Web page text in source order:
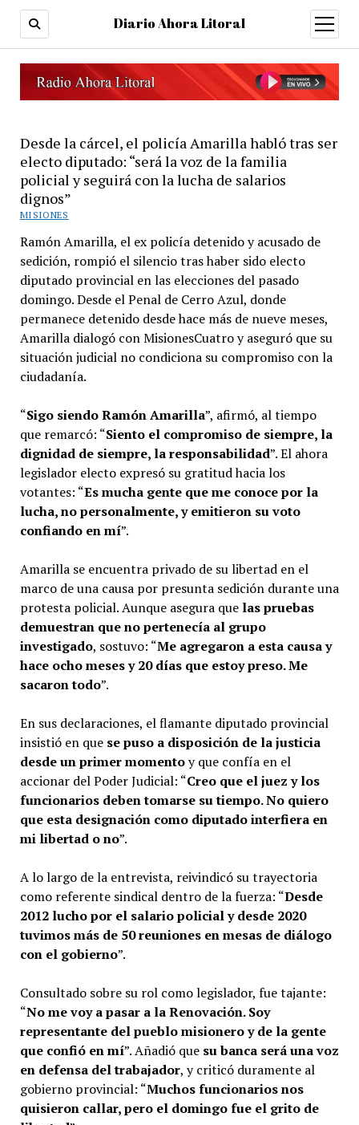
Diario Ahora Litoral
open
menu
Desde la cárcel, el policía Amarilla habló tras ser
electo diputado: “será la voz de la familia
policial y seguirá con la lucha de salarios
dignos”
MISIONES
Ramón Amarilla, el ex policía detenido y acusado de
sedición, rompió el silencio tras haber sido electo
diputado provincial en las elecciones del pasado
domingo. Desde el Penal de Cerro Azul, donde
permanece detenido desde hace más de nueve meses,
Amarilla dialogó con MisionesCuatro y aseguró que su
situación judicial no condiciona su compromiso con la
ciudadanía.
“Sigo siendo Ramón Amarilla”, afirmó, al tiempo
que remarcó: “Siento el compromiso de siempre, la
dignidad de siempre, la responsabilidad”. El ahora
legislador electo expresó su gratitud hacia los
votantes: “Es mucha gente que me conoce por la
lucha, no personalmente, y emitieron su voto
confiando en mí”.
Amarilla se encuentra privado de su libertad en el
marco de una causa por presunta sedición durante una
protesta policial. Aunque asegura que las pruebas
demuestran que no pertenecía al grupo
investigado, sostuvo: “Me agregaron a esta causa y
hace ocho meses y 20 días que estoy preso. Me
sacaron todo”.
En sus declaraciones, el flamante diputado provincial
insistió en que se puso a disposición de la justicia
desde un primer momentoy que confía en el
accionar del Poder Judicial: “Creo que el juez y los
funcionarios deben tomarse su tiempo. No quiero
que esta designación como diputado interfiera en
mi libertad o no”.
A lo largo de la entrevista, reivindicó su trayectoria
como referente sindical dentro de la fuerza: “Desde
2012 lucho por el salario policial y desde 2020
tuvimos más de 50 reuniones en mesas de diálogo
con el gobierno”.
Consultado sobre su rol como legislador, fue tajante:
“No me voy a pasar a la Renovación. Soy
representante del pueblo misionero y de la gente
que confió en mí”. Añadió que su banca será una voz
en defensa del trabajador, y criticó duramente al
gobierno provincial: “Muchos funcionarios nos
quisieron callar, pero el domingo fue el grito de